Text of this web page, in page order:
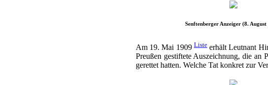
Senftenberger Anzeiger (8. August
Am 19. Mai 1909Listeerhält Leutnant
Preußen gestiftete Auszeichnung, die an
gerettet hatten. Welche Tat konkret zur